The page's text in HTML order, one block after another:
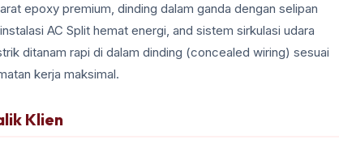
epoxy premium, dinding dalam ganda dengan selipan
AC Split hemat energi, and sistem sirkulasi udara
ditanam rapi di dalam dinding (concealed wiring) sesuai
kerja maksimal.
Klien